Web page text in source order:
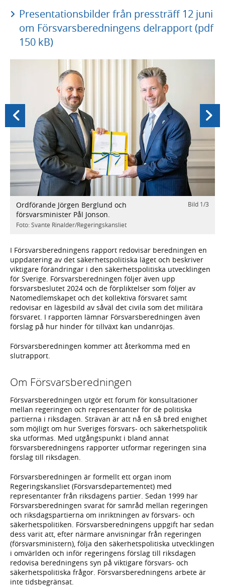
Presentationsbilder från pressträff 12 juni
om Försvarsberedningens delrapport (pdf
150 kB)
Bild 1/3
Ordförande Jörgen Berglund och
försvarsminister Pål Jonson.
Foto: Svante Rinalder/Regeringskansliet
Föregående Nästa
I Försvarsberedningens rapport redovisar beredningen en
uppdatering av det säkerhetspolitiska läget och beskriver
viktigare förändringar i den säkerhetspolitiska utvecklingen
för Sverige. Försvarsberedningen följer även upp
försvarsbeslutet 2024 och de förpliktelser som följer av
Natomedlemskapet och det kollektiva försvaret samt
redovisar en lägesbild av såväl det civila som det militära
försvaret. I rapporten lämnar Försvarsberedningen även
förslag på hur hinder för tillväxt kan undanröjas.
Försvarsberedningen kommer att återkomma med en
slutrapport.
Om Försvarsberedningen
Försvarsberedningen utgör ett forum för konsultationer
mellan regeringen och representanter för de politiska
partierna i riksdagen. Strävan är att nå en så bred enighet
som möjligt om hur Sveriges försvars- och säkerhetspolitik
ska utformas. Med utgångspunkt i bland annat
försvarsberedningens rapporter utformar regeringen sina
förslag till riksdagen.
Försvarsberedningen är formellt ett organ inom
Regeringskansliet (Försvarsdepartementet) med
representanter från riksdagens partier. Sedan 1999 har
Försvarsberedningen svarat för samråd mellan regeringen
och riksdagspartierna om inriktningen av försvars- och
säkerhetspolitiken. Försvarsberedningens uppgift har sedan
dess varit att, efter närmare anvisningar från regeringen
(försvarsministern), följa den säkerhetspolitiska utvecklingen
i omvärlden och inför regeringens förslag till riksdagen
redovisa beredningens syn på viktigare försvars- och
säkerhetspolitiska frågor. Försvarsberedningens arbete är
inte tidsbegränsat.